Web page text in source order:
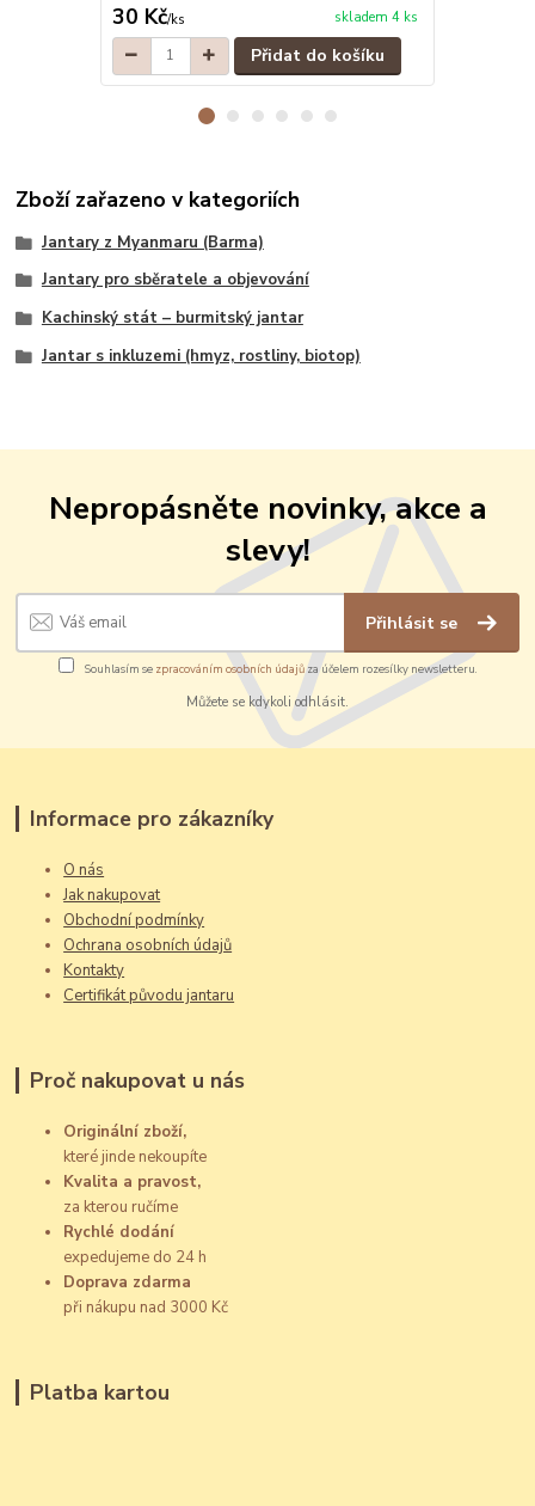
30 Kč/ks skladem 4 ks
Přidat do košíku
Zboží zařazeno v kategoriích
Jantary z Myanmaru (Barma)
Jantary pro sběratele a objevování
Kachinský stát – burmitský jantar
Jantar s inkluzemi (hmyz, rostliny, biotop)
Nepropásněte novinky, akce a
slevy!
Přihlásit se
Souhlasím se zpracováním osobních údajůza účelem rozesílky newsletteru.
Můžete se kdykoli odhlásit.
Informace pro zákazníky
O nás
Jak nakupovat
Obchodní podmínky
Ochrana osobních údajů
Kontakty
Certifikát původu jantaru
Proč nakupovat u nás
Originální zboží,
které jinde nekoupíte
Kvalita a pravost,
za kterou ručíme
Rychlé dodání
expedujeme do 24 h
Doprava zdarma
při nákupu nad 3000 Kč
Platba kartou